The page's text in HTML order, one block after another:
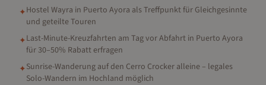
✦Hostel Wayra in Puerto Ayora als Treffpunkt für Gleichgesinnte
und geteilte Touren
✦Last-Minute-Kreuzfahrten am Tag vor Abfahrt in Puerto Ayora
für 30–50% Rabatt erfragen
✦Sunrise-Wanderung auf den Cerro Crocker alleine – legales
Solo-Wandern im Hochland möglich